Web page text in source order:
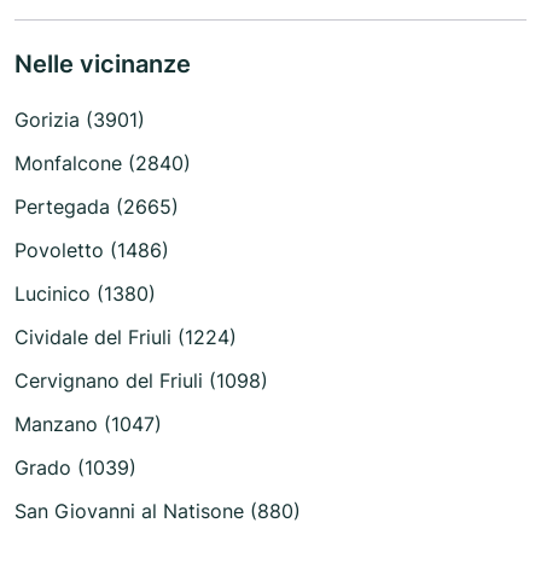
Nelle vicinanze
Gorizia (3901)
Monfalcone (2840)
Pertegada (2665)
Povoletto (1486)
Lucinico (1380)
Cividale del Friuli (1224)
Cervignano del Friuli (1098)
Manzano (1047)
Grado (1039)
San Giovanni al Natisone (880)